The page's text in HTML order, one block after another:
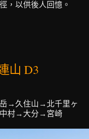
，以供後人回憶。
山 D3
→久住山→北千里ヶ
村→大分→宮崎